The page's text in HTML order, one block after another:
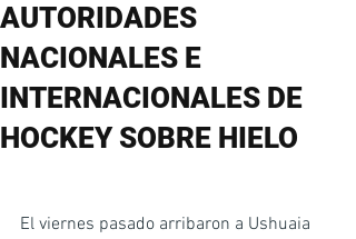
AUTORIDADES
NACIONALES E
INTERNACIONALES DE
HOCKEY SOBRE HIELO
El viernes pasado arribaron a Ushuaia